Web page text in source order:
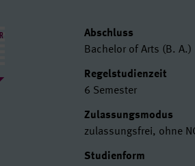
Basisdaten
Abschluss
Bachelor of Arts (B. A.)
Regelstudienzeit
6 Semester
Zulassungsmodus
zulassungsfrei, ohne
Studienform